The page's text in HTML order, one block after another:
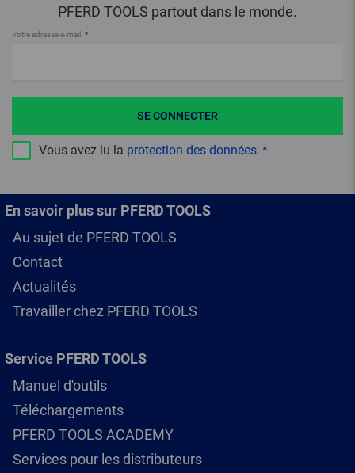
PFERD TOOLS partout dans le monde.
Votre adresse e-mail
Vous avez lu la protection des données.
SE CONNECTER
En savoir plus sur PFERD TOOLS
Au sujet de PFERD TOOLS
Contact
Actualités
Travailler chez PFERD TOOLS
Service PFERD TOOLS
Manuel d'outils
Téléchargements
PFERD TOOLS ACADEMY
Services pour les distributeurs